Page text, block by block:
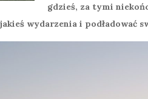
gdzieś, za tymi
wydarzenia i podładować